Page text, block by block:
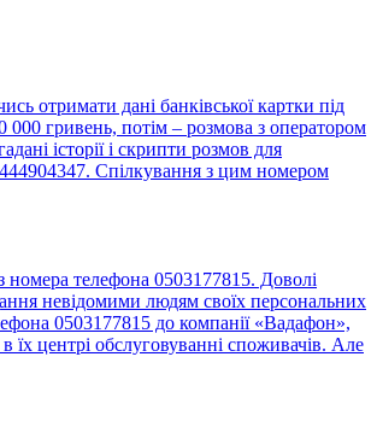
отримати дані банківської картки під
гривень, потім – розмова з оператором
історії і скрипти розмов для
Спілкування з цим номером
телефона 0503177815. Доволі
невідомими людям своїх персональних
0503177815 до компанії «Вадафон»,
центрі обслуговуванні споживачів. Але